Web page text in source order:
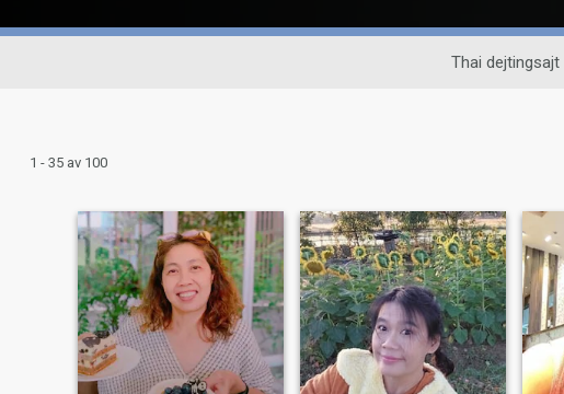
Thai dejtingsajt
1 - 35 av 100